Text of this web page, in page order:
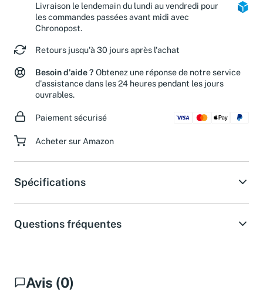
Livraison le lendemain du lundi au vendredi pour
les commandes passées avant midi avec
Chronopost.
Retours jusqu'à 30 jours après l'achat
Besoin d'aide ? Obtenez une réponse de notre service
d'assistance dans les 24 heures pendant les jours
ouvrables.
Paiement sécurisé
Acheter sur Amazon
Spécifications
Questions fréquentes
Avis (0)